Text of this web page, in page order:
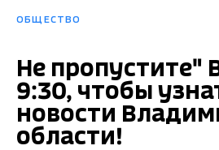
ОБЩЕСТВО
Не пропустите"
9:30, чтобы
новости
области!